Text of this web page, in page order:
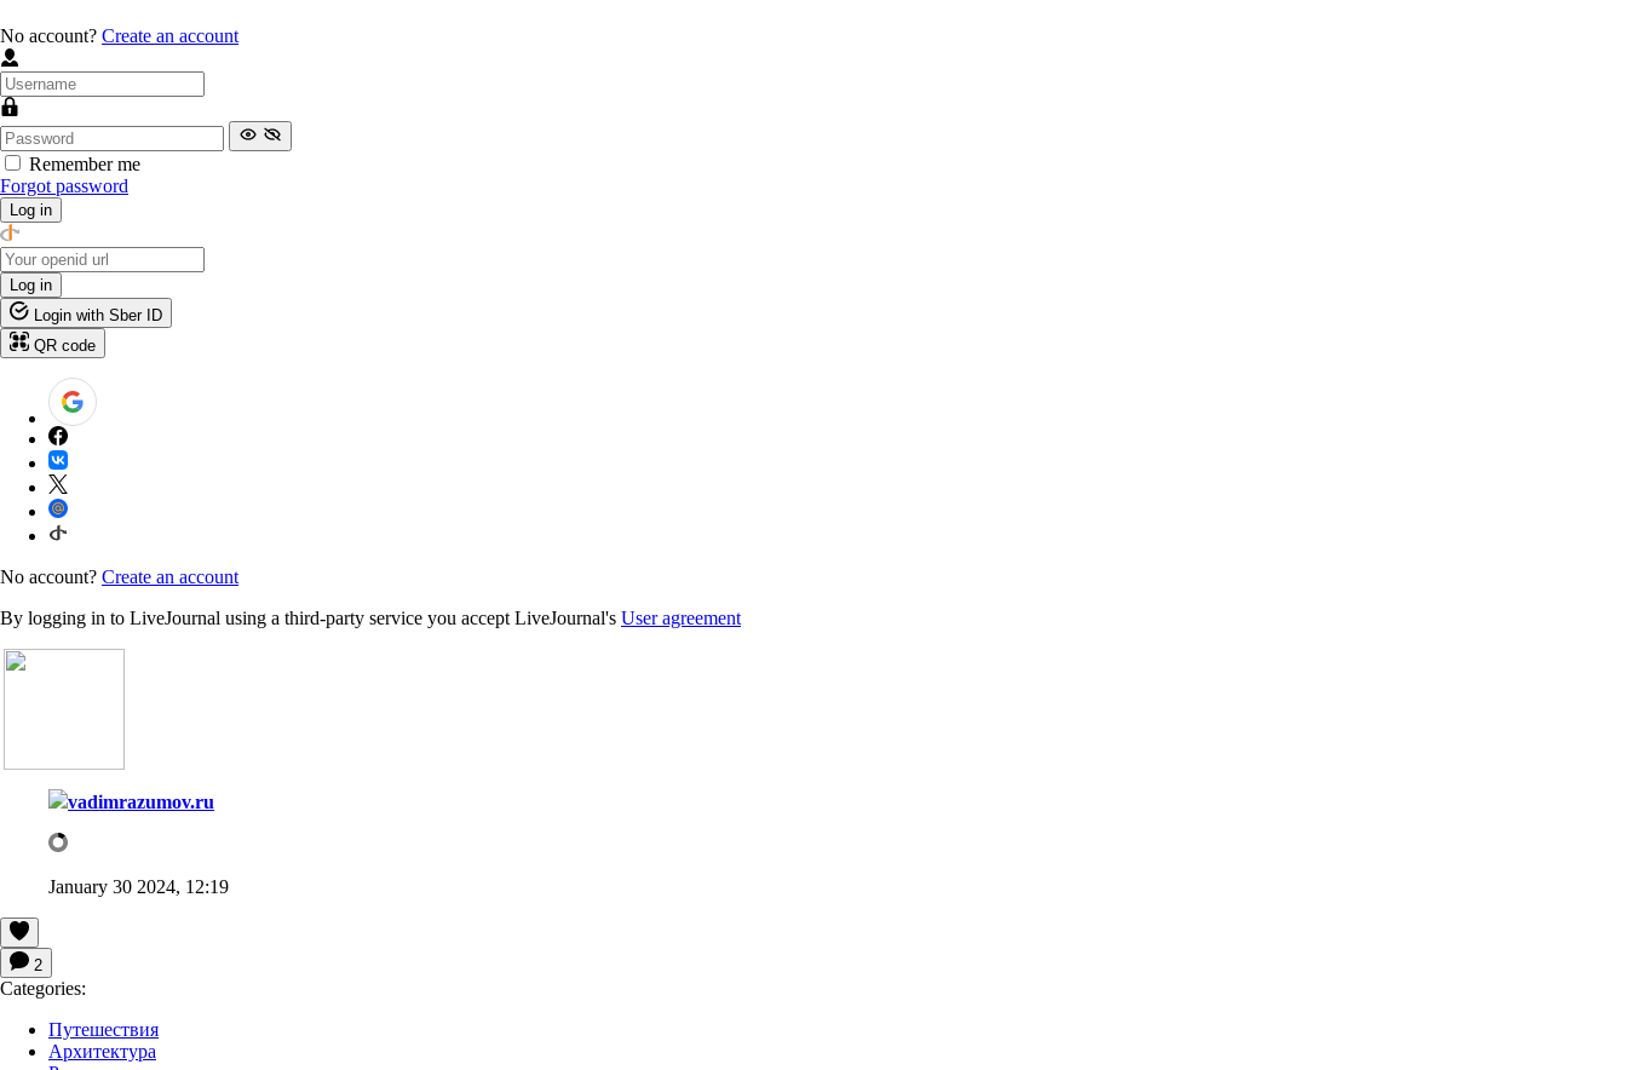
No account? Create an account
Remember me
Forgot password
Log in
Log in
Login with Sber ID
QR code
No account? Create an account
By logging in to LiveJournal using a third-party service you accept LiveJournal's User agreement
vadimrazumov.ru
January 30 2024, 12:19
2
Categories:
Путешествия
Архитектура